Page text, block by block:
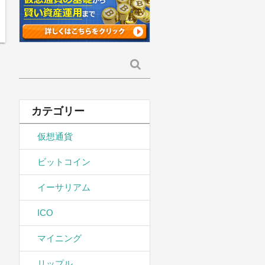
索:
カテゴリー
仮想通貨
ビットコイン
イーサリアム
ICO
マイニング